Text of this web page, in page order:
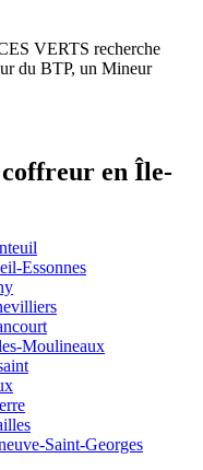
VERTS recherche
du BTP, un Mineur
en Île-
Essonnes
Moulineaux
Saint-Georges